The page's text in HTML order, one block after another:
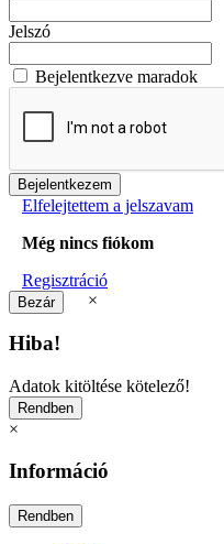
Jelszó
Bejelentkezve maradok
Elfelejtettem a jelszavam
Még nincs fiókom
Regisztráció
×
Hiba!
Adatok kitöltése kötelező!
×
Információ